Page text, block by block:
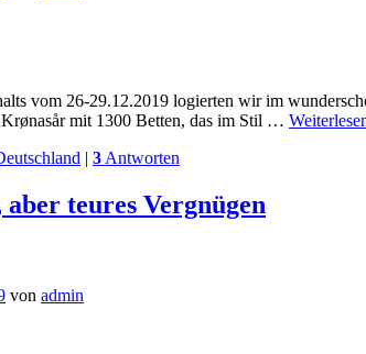
vom 26-29.12.2019 logierten wir im
mit 1300 Betten, das im Stil …
| 3 Antworten
teures Vergnügen
von admin